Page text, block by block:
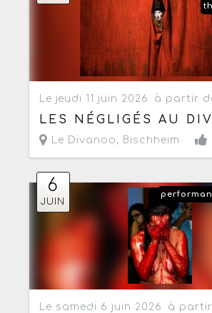
Le jeudi 11 juin 2026 à partir
LES NÉGLIGÉS AU
Le Divanoo, Bischheim
6
JUIN
Le samedi 6 juin 2026 à partir